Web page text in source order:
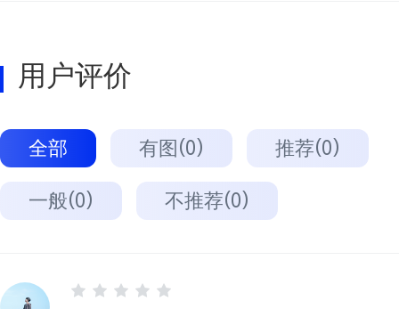
用户评价
全部 有图(0) 推荐(0)
一般(0) 不推荐(0)